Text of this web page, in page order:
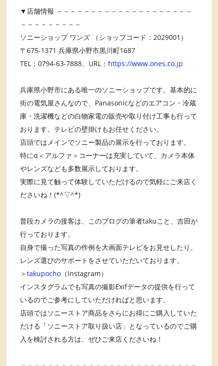
▼店舗情報 －－－－－－－－－－－－－－－－－－－－
－－－－－－－－－
ソニーショップ ワンズ （ショップコード：2029001）
〒675-1371 兵庫県小野市黒川町1687
TEL：0794-63-7888、URL： https://www.ones.co.jp
兵庫県小野市にある唯一のソニーショップです。基本的に
街の電気屋さんなので、Panasonicなどのエアコン・冷蔵
庫・洗濯機などの白物家電の販売や取り付け工事も行って
おります。テレビの壁掛けもお任せください。
店頭ではメインでソニー製品の展示を行っております。
特にα＜アルファ＞コーナーは充実していて、カメラ本体
やレンズなども多数展示しております。
実際に見て触って体験していただけるので気軽にご来店く
ださいね！(*^▽^*)
普段カメラの接客は、このブログの筆者takuこと、吉田が
行っております。
自身で撮った写真の作例を大画面テレビをお見せしたり、
レンズ選びのサポートをさせていただいております。
＞takupocho （Instagram）
インスタグラムでも写真の撮影Exifデータの提供を行って
いるのでご参考にしていただければと思います。
店頭ではソニーストア商品をさらにお得にご購入していた
だける「ソニーストア取り扱い店」となっているのでご購
入を検討される方は、ぜひご来店くださいね！